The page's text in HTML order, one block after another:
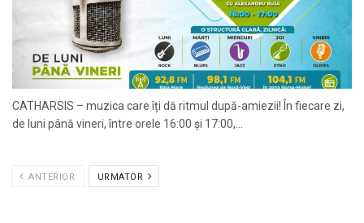
CATHARSIS – muzica care îți dă ritmul după-amiezii! În fiecare zi,
de luni până vineri, între orele 16:00 și 17:00,...
ANTERIOR URMATOR